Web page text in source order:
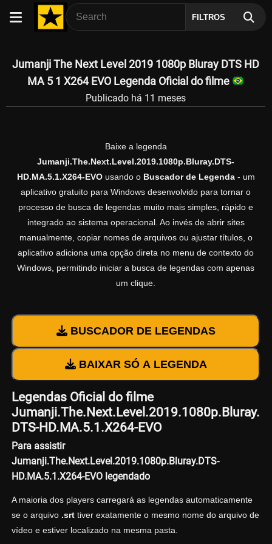
FILTROS
Jumanji The Next Level 2019 1080p Bluray DTS HD
MA 5 1 X264 EVO Legenda Oficial do filme
Publicado há 11 meses
Baixe a legenda
Jumanji.The.Next.Level.2019.1080p.Bluray.DTS-
HD.MA.5.1.X264-EVOusando o Buscador de Legenda- um
aplicativo gratuito para Windows desenvolvido para tornar o
processo de busca de legendas muito mais simples, rápido e
integrado ao sistema operacional. Ao invés de abrir sites
manualmente, copiar nomes de arquivos ou ajustar títulos, o
aplicativo adiciona uma opção direta no menu de contexto do
Windows, permitindo iniciar a busca de legendas com apenas
um clique.
BUSCADOR DE LEGENDAS
BAIXAR SÓ A LEGENDA
Legendas Oficial do filme
Jumanji.The.Next.Level.2019.1080p.Bluray.
DTS-HD.MA.5.1.X264-EVO
Para assistir
Jumanji.The.Next.Level.2019.1080p.Bluray.DTS-
HD.MA.5.1.X264-EVO legendado
A maioria dos players carregará as legendas automaticamente
se o arquivo .srttiver exatamente o mesmo nome do arquivo de
vídeo e estiver localizado na mesma pasta.